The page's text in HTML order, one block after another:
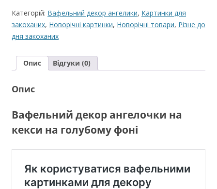
на
кекси
на
фоні
Категорій: Вафельний декор ангелики, Картинки для
закоханих, Новорічні картинки, Новорічні товари, Різне до
дня закоханих
Опис Відгуки (0)
Опис
Вафельний декор ангелочки на
кекси на голубому фоні